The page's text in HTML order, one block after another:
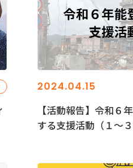
2024.04.15
【活動報告】令和６
する支援活動（１〜３